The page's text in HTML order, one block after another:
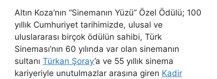
Altın Koza’nın “Sinemanın Yüzü” Özel Ödülü; 100
yıllık Cumhuriyet tarihimizde, ulusal ve
uluslararası birçok ödülün sahibi, Türk
Sineması’nın 60 yılında var olan sinemanın
sultanı Türkan Şoray’a ve 55 yıllık sinema
kariyeriyle unutulmazlar arasına giren Kadir